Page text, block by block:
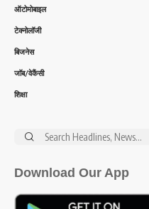
ऑटोमोबाइल
टेक्नोलॉजी
बिजनेस
जॉब/वेकैंसी
शिक्षा
Search
Download Our App